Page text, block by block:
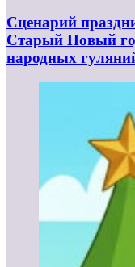
Сценарий
Старый Новый
народных